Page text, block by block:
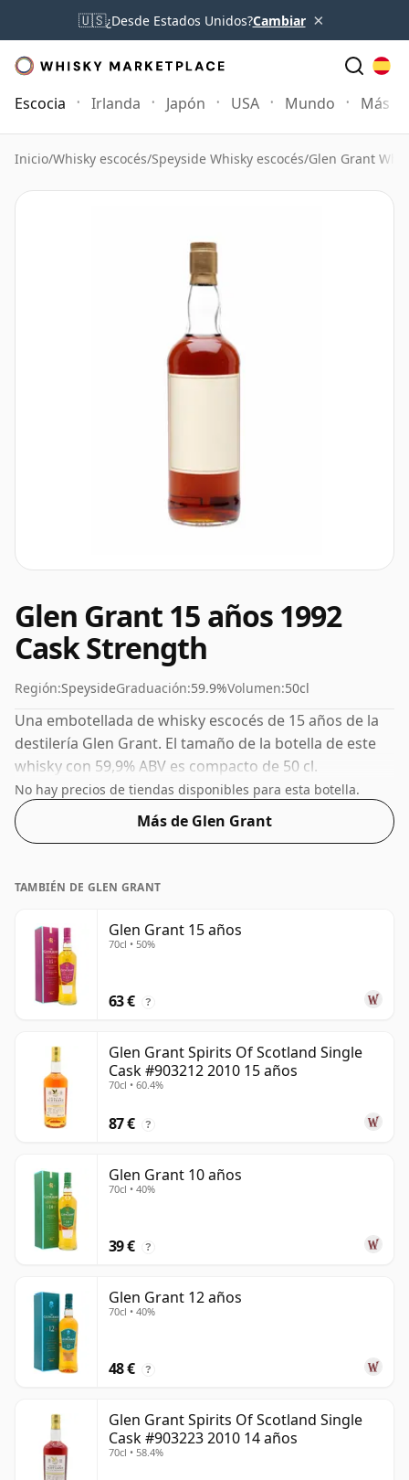
🇺🇸¿Desde Estados Unidos?Cambiar ×
Escocia Irlanda Japón USA Mundo Más
Inicio/Whisky escocés/Speyside Whisky escocés/Glen Grant
Glen Grant 15 años 1992
Cask Strength
Región:SpeysideGraduación:59.9%Volumen:50cl
Una embotellada de whisky escocés de 15 años de la
destilería Glen Grant. El tamaño de la botella de este
whisky con 59,9% ABV es compacto de 50 cl.
No hay precios de tiendas disponibles para esta botella.
Más de Glen Grant
TAMBIÉN DE GLEN GRANT
Glen Grant 15 años
70cl • 50%
63 € ?
Glen Grant Spirits Of Scotland Single
Cask #903212 2010 15 años
70cl • 60.4%
87 € ?
Glen Grant 10 años
70cl • 40%
39 € ?
Glen Grant 12 años
70cl • 40%
48 € ?
Glen Grant Spirits Of Scotland Single
Cask #903223 2010 14 años
70cl • 58.4%